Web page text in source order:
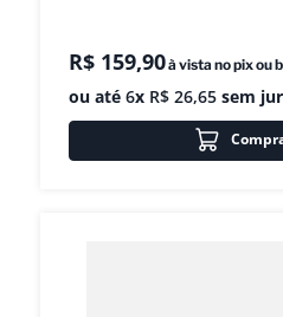
R$ 159,90à vista no pix ou
ou até 6x R$ 26,65 sem